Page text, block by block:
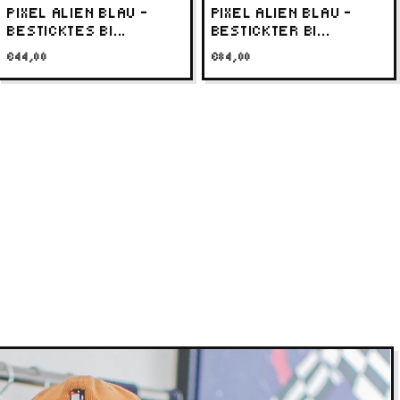
73,5
PIXEL ALIEN BLAU –
BESTICKTES BI...
€44,00
PIXEL ALIEN BLAU –
BESTICKTER BI...
€84,00